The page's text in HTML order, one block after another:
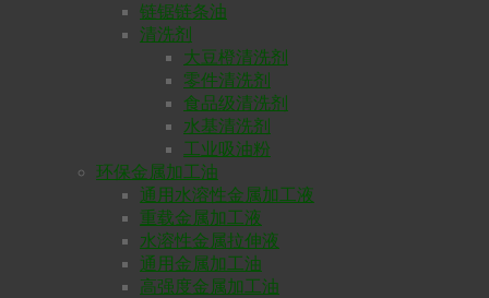
链锯链条油
清洗剂
大豆橙清洗剂
零件清洗剂
食品级清洗剂
水基清洗剂
工业吸油粉
环保金属加工油
通用水溶性金属加工液
重载金属加工液
水溶性金属拉伸液
通用金属加工油
高强度金属加工油